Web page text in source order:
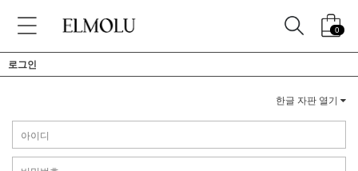
0
로그인
한글 자판 열기